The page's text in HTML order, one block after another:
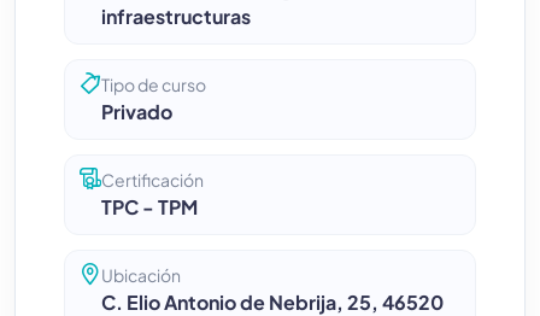
infraestructuras
Tipo de curso
Privado
Certificación
TPC - TPM
Ubicación
C. Elio Antonio de Nebrija, 25, 46520